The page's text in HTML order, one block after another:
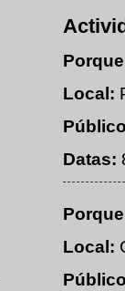
Local:
Datas:
Local: